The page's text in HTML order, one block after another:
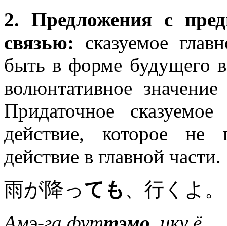
2. Предложения с
связью: сказуемое
быть в форме будущего
волюнтативное
Придаточное
действие, которое не
действие в главной части.
雨が降っても 、行くよ。